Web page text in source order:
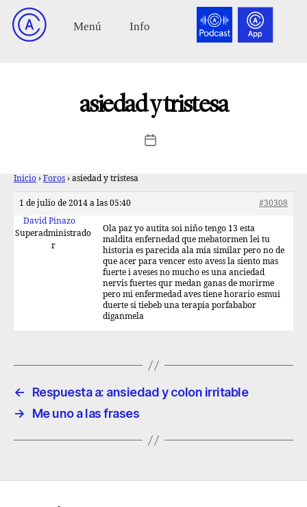
asiedad y tristesa
Inicio › Foros › asiedad y tristesa
1 de julio de 2014 a las 05:40
#30308
David Pinazo
Superadministrado
r
Ola paz yo autita soi niño tengo 13 esta
maldita enfernedad que mebatormen lei tu
historia es parecida ala mia similar pero no de
que acer para vencer esto avess la siento mas
fuerte i aveses no mucho es una anciedad
nervis fuertes qur medan ganas de morirme
pero mi enfermedad aves tiene horario esmui
duerte si tiebeb una terapia porfababor
diganmela
←
Respuesta a: ansiedad y colon irritable
→
Me uno a las frases